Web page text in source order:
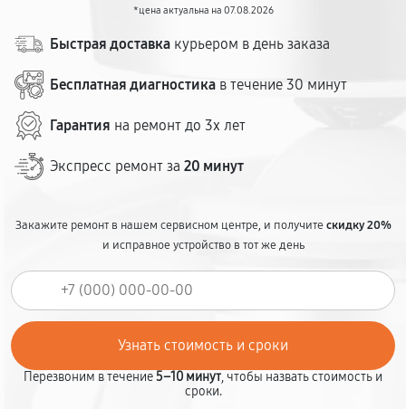
*цена актуальна на 07.08.2026
Быстрая доставка курьером в день заказа
Бесплатная диагностика в течение 30 минут
Гарантия на ремонт до 3х лет
Экспресс ремонт за 20 минут
Закажите ремонт в нашем сервисном центре, и получитескидку 20%
и исправное устройство в тот же день
Перезвоним в течение5–10 минут, чтобы назвать стоимость и
сроки.